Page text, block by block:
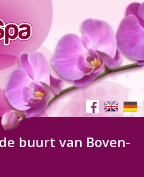
buurt van Boven-